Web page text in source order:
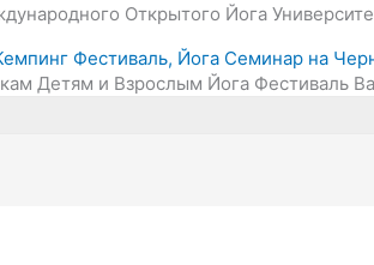
Открытого Йога
Фестиваль, Йога Семинар на
Детям и Взрослым Йога Фестиваль